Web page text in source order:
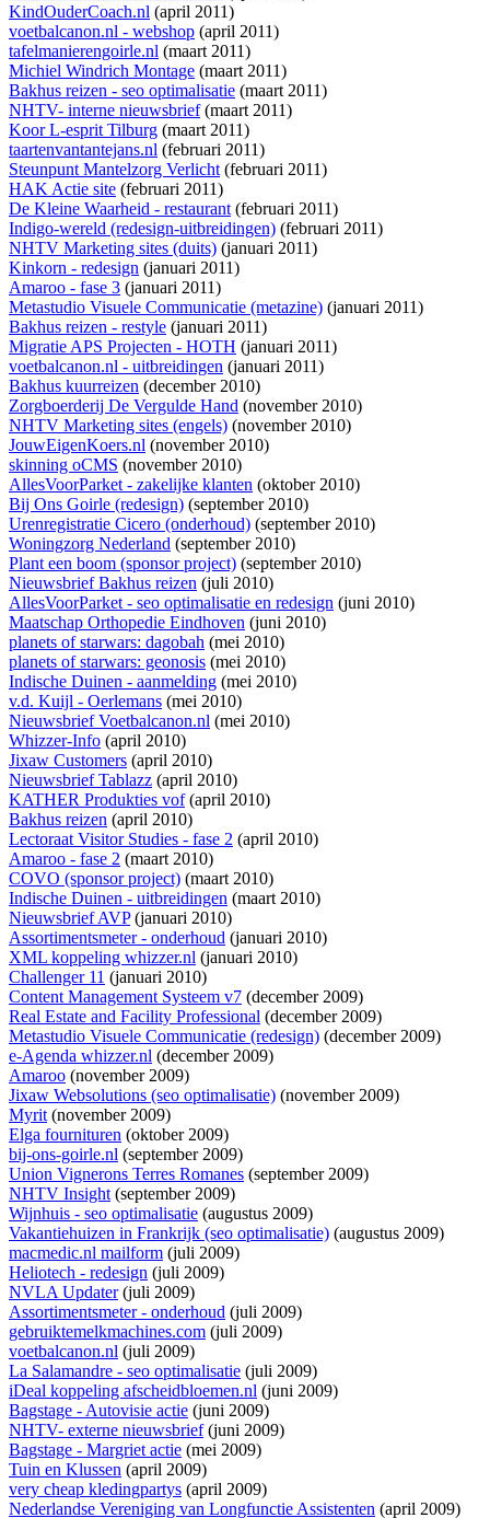
KindOuderCoach.nl (april 2011)
voetbalcanon.nl - webshop (april 2011)
tafelmanierengoirle.nl (maart 2011)
Michiel Windrich Montage (maart 2011)
Bakhus reizen - seo optimalisatie (maart 2011)
NHTV- interne nieuwsbrief(maart 2011)
Koor L-esprit Tilburg (maart 2011)
taartenvantantejans.nl (februari 2011)
Steunpunt Mantelzorg Verlicht(februari 2011)
HAK Actie site (februari 2011)
De Kleine Waarheid - restaurant(februari 2011)
Indigo-wereld (redesign-uitbreidingen) (februari 2011)
NHTV Marketing sites (duits) (januari 2011)
Kinkorn - redesign (januari 2011)
Amaroo - fase 3 (januari 2011)
Metastudio Visuele Communicatie (metazine) (januari 2011)
Bakhus reizen - restyle (januari 2011)
Migratie APS Projecten - HOTH (januari 2011)
voetbalcanon.nl - uitbreidingen (januari 2011)
Bakhus kuurreizen (december 2010)
Zorgboerderij De Vergulde Hand (november 2010)
NHTV Marketing sites (engels) (november 2010)
JouwEigenKoers.nl (november 2010)
skinning oCMS (november 2010)
AllesVoorParket - zakelijke klanten (oktober 2010)
Bij Ons Goirle (redesign) (september 2010)
Urenregistratie Cicero (onderhoud) (september 2010)
Woningzorg Nederland (september 2010)
Plant een boom (sponsor project) (september 2010)
Nieuwsbrief Bakhus reizen (juli 2010)
AllesVoorParket - seo optimalisatie en redesign (juni 2010)
Maatschap Orthopedie Eindhoven (juni 2010)
planets of starwars: dagobah (mei 2010)
planets of starwars: geonosis (mei 2010)
Indische Duinen - aanmelding (mei 2010)
v.d. Kuijl - Oerlemans (mei 2010)
Nieuwsbrief Voetbalcanon.nl (mei 2010)
Whizzer-Info (april 2010)
Jixaw Customers (april 2010)
Nieuwsbrief Tablazz (april 2010)
KATHER Produkties vof(april 2010)
Bakhus reizen (april 2010)
Lectoraat Visitor Studies - fase 2 (april 2010)
Amaroo - fase 2 (maart 2010)
COVO (sponsor project) (maart 2010)
Indische Duinen - uitbreidingen (maart 2010)
Nieuwsbrief AVP(januari 2010)
Assortimentsmeter - onderhoud (januari 2010)
XML koppeling whizzer.nl (januari 2010)
Challenger 11 (januari 2010)
Content Management Systeem v7 (december 2009)
Real Estate and Facility Professional (december 2009)
Metastudio Visuele Communicatie (redesign) (december 2009)
e-Agenda whizzer.nl (december 2009)
Amaroo (november 2009)
Jixaw Websolutions (seo optimalisatie) (november 2009)
Myrit(november 2009)
Elga fournituren (oktober 2009)
bij-ons-goirle.nl (september 2009)
Union Vignerons Terres Romanes (september 2009)
NHTV Insight(september 2009)
Wijnhuis - seo optimalisatie (augustus 2009)
Vakantiehuizen in Frankrijk (seo optimalisatie) (augustus 2009)
macmedic.nl mailform (juli 2009)
Heliotech - redesign (juli 2009)
NVLA Updater(juli 2009)
Assortimentsmeter - onderhoud (juli 2009)
gebruiktemelkmachines.com (juli 2009)
voetbalcanon.nl (juli 2009)
La Salamandre - seo optimalisatie (juli 2009)
iDeal koppeling afscheidbloemen.nl (juni 2009)
Bagstage - Autovisie actie (juni 2009)
NHTV- externe nieuwsbrief(juni 2009)
Bagstage - Margriet actie (mei 2009)
Tuin en Klussen (april 2009)
very cheap kledingpartys (april 2009)
Nederlandse Vereniging van Longfunctie Assistenten (april 2009)